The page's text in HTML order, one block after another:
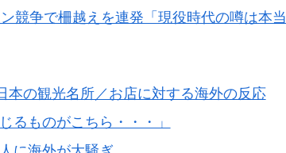
競争で柵越えを連発「現役時代の噂は本当
本の観光名所／お店に対する海外の反応
るものがこちら・・・」